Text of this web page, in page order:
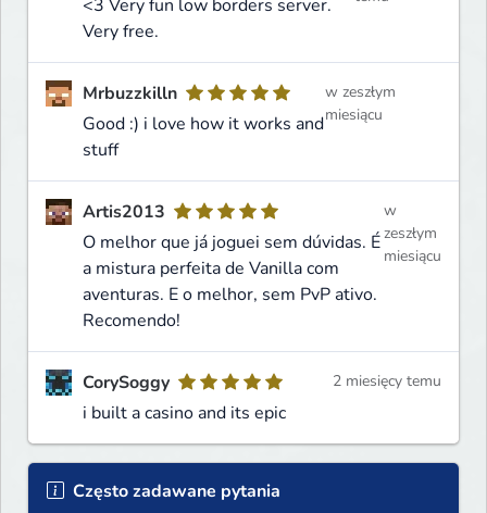
<3 Very fun low borders server.
Very free.
Mrbuzzkilln
Good :) i love how it works and
stuff
w zeszłym
miesiącu
Artis2013
O melhor que já joguei sem dúvidas. É
a mistura perfeita de Vanilla com
aventuras. E o melhor, sem PvP ativo.
Recomendo!
w
zeszłym
miesiącu
CorySoggy
i built a casino and its epic
2 miesięcy temu
Często zadawane pytania